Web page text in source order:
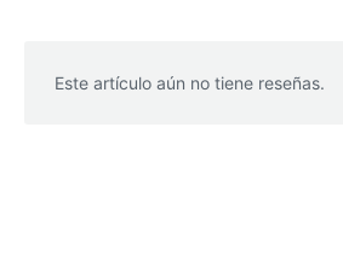
Este artículo aún no tiene reseñas.